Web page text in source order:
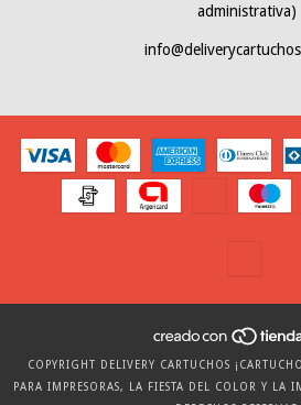
administrativa)
COPYRIGHT DELIVERY CARTUCHOS
PARA IMPRESORAS, LA FIESTA DEL COLOR Y LA